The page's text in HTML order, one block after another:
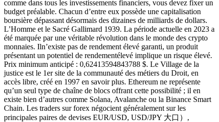
comme dans tous les investissements financiers, vous devez fixer un
budget préalable. Chacun d’entre eux possède une capitalisation
boursière dépassant désormais des dizaines de milliards de dollars.
L’Homme et le Sacré Gallimard 1939. La période actuelle en 2023 a
été marquée par une véritable révolution dans le monde des crypto
monnaies. Iln’existe pas de rendement élevé garanti, un produit
présentant un potentiel de rendementélevé implique un risque élevé.
Prix minimum anticipé : 0,62413594843788 $. Le Village de la
justice est le 1er site de la communauté des métiers du Droit, en
accès libre, créé en 1997 en savoir plus. Ethereum ne représente
qu’un seul type de chaîne de blocs offrant cette possibilité ; il en
existe bien d’autres comme Solana, Avalanche ou la Binance Smart
Chain. Les traders sur forex négocient généralement sur les
principales paires de devises EUR/USD, USD/JPY 大口）,